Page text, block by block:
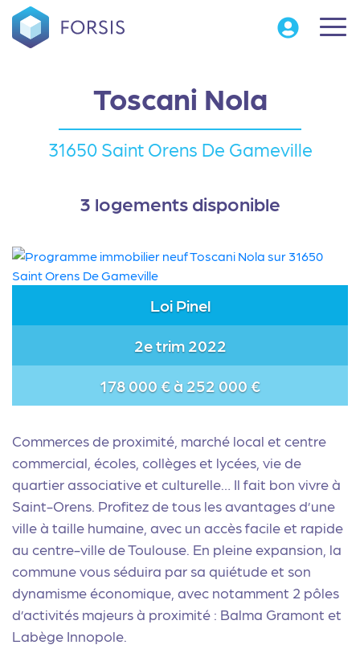
Toscani Nola
31650 Saint Orens De Gameville
3 logements disponible
Loi Pinel
2e trim 2022
178 000 € à 252 000 €
Commerces de proximité, marché local et centre
commercial, écoles, collèges et lycées, vie de
quartier associative et culturelle… Il fait bon vivre à
Saint-Orens. Profitez de tous les avantages d’une
ville à taille humaine, avec un accès facile et rapide
au centre-ville de Toulouse. En pleine expansion, la
commune vous séduira par sa quiétude et son
dynamisme économique, avec notamment 2 pôles
d’activités majeurs à proximité : Balma Gramont et
Labège Innopole.